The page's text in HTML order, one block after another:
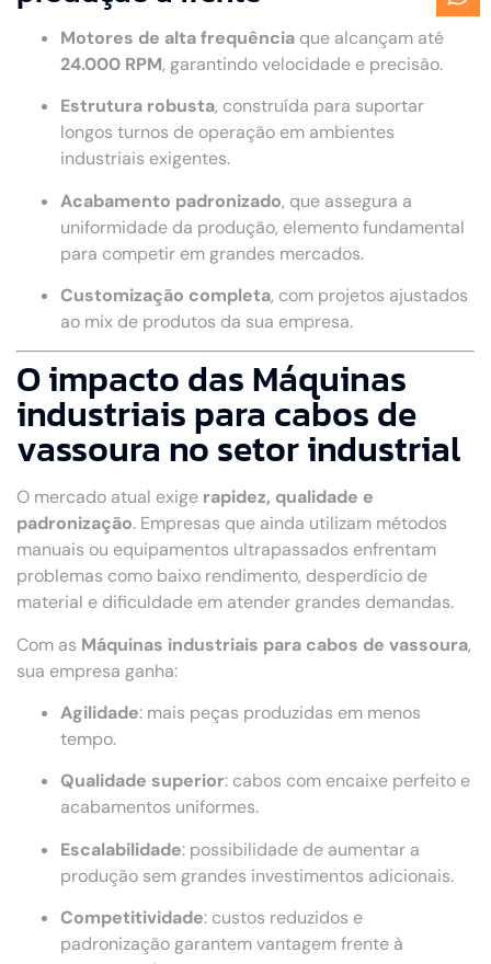
Motores de alta frequência que alcançam até
24.000 RPM, garantindo velocidade e precisão.
Estrutura robusta, construída para suportar
longos turnos de operação em ambientes
industriais exigentes.
Acabamento padronizado, que assegura a
uniformidade da produção, elemento fundamental
para competir em grandes mercados.
Customização completa, com projetos ajustados
ao mix de produtos da sua empresa.
O impacto das Máquinas
industriais para cabos de
vassoura no setor industrial
O mercado atual exige rapidez, qualidade e
padronização. Empresas que ainda utilizam métodos
manuais ou equipamentos ultrapassados enfrentam
problemas como baixo rendimento, desperdício de
material e dificuldade em atender grandes demandas.
Com as Máquinas industriais para cabos de vassoura,
sua empresa ganha:
Agilidade: mais peças produzidas em menos
tempo.
Qualidade superior: cabos com encaixe perfeito e
acabamentos uniformes.
Escalabilidade: possibilidade de aumentar a
produção sem grandes investimentos adicionais.
Competitividade: custos reduzidos e
padronização garantem vantagem frente à